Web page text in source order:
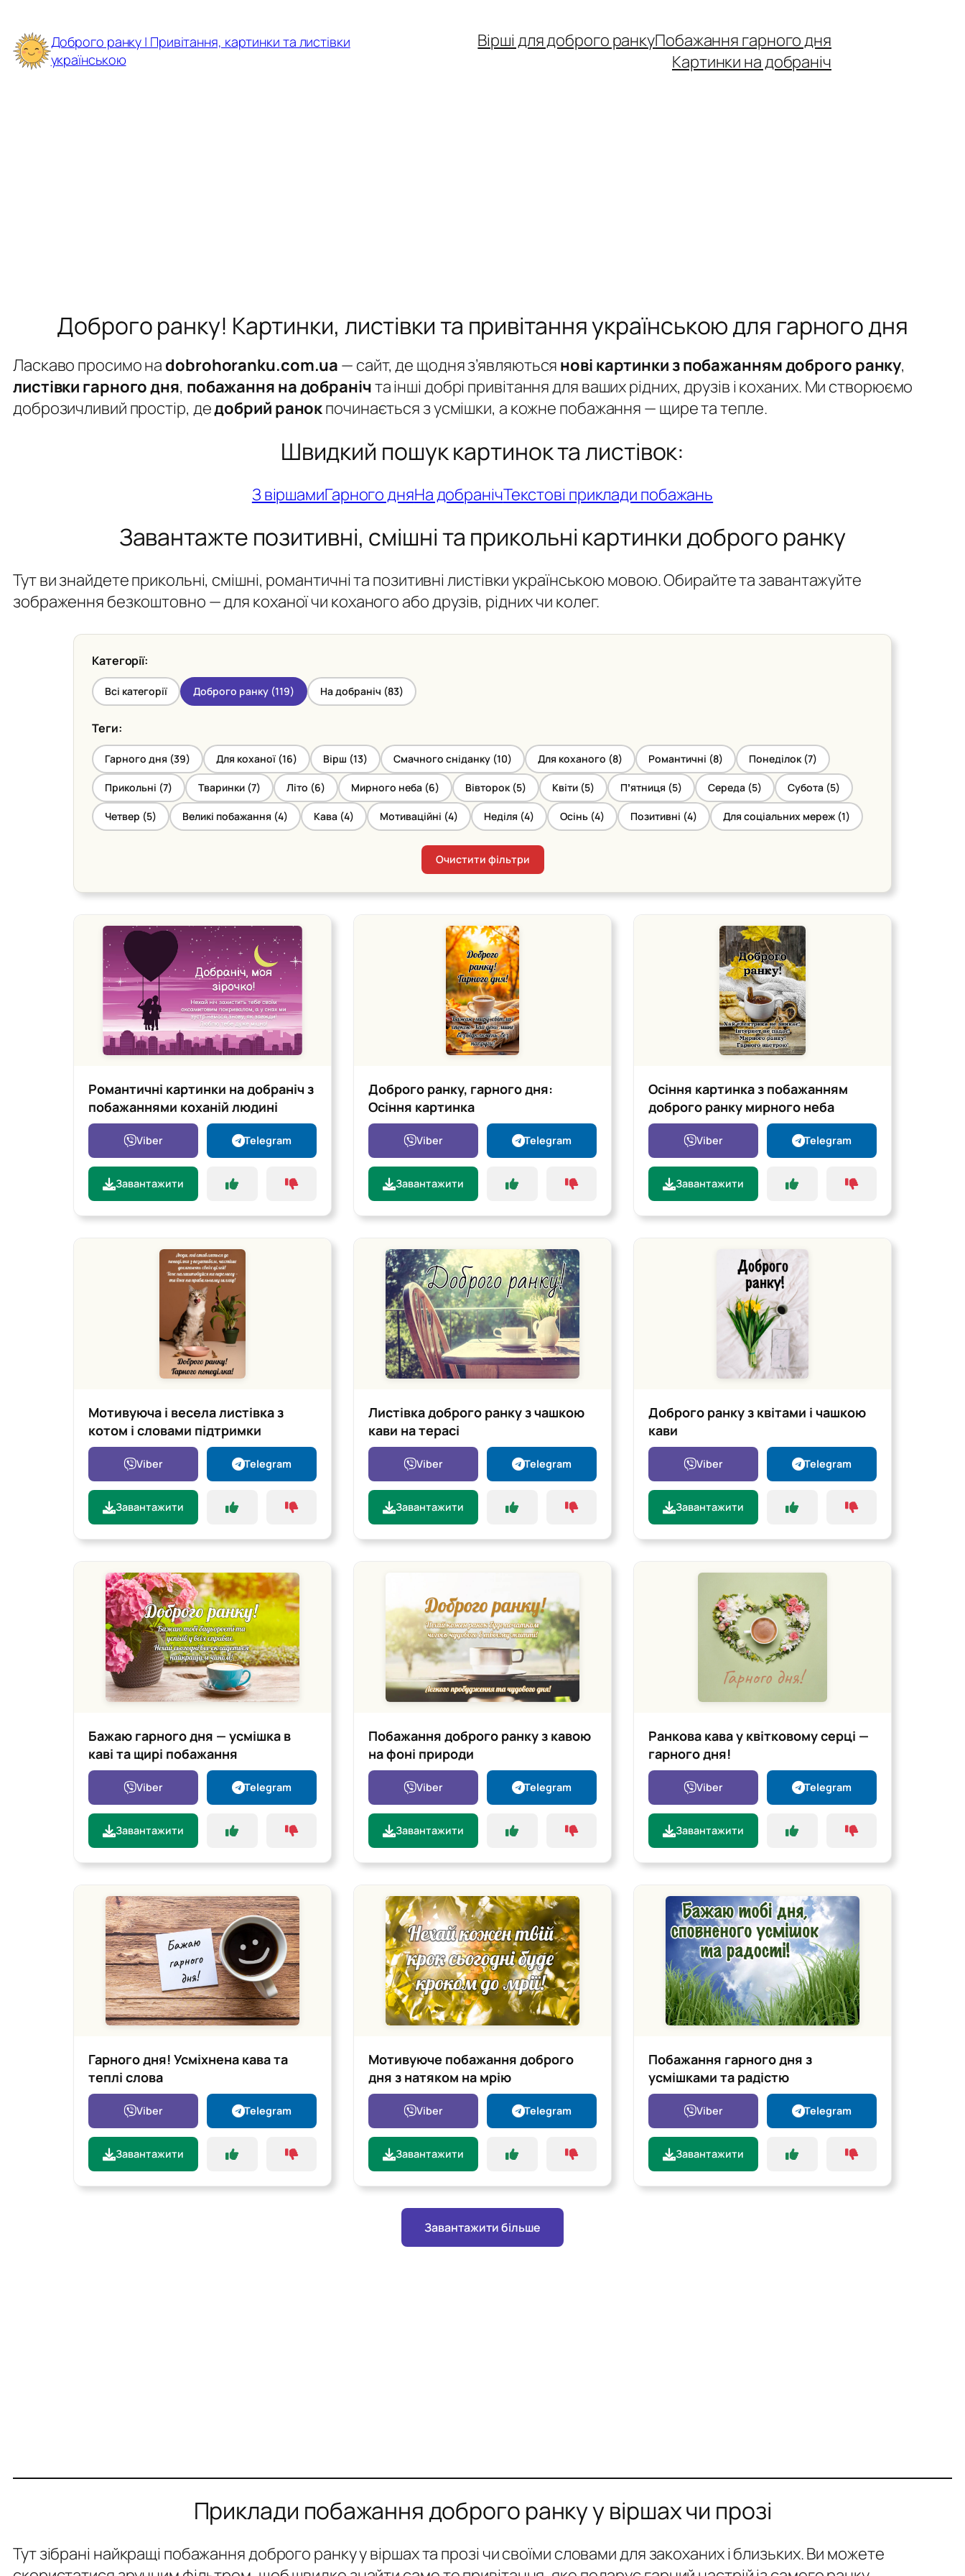
до
вмісту
Доброго ранку | Привітання, картинки та листівки
українською
Вірші для доброго ранкуПобажання гарного дня
Картинки на добраніч
Доброго ранку! Картинки, листівки та привітання українською для гарного дня
Ласкаво просимо на dobrohoranku.com.ua — сайт, де щодня з’являються нові картинки з побажанням доброго ранку,
листівки гарного дня, побажання на добранічта інші добрі привітання для ваших рідних, друзів і коханих. Ми створюємо
доброзичливий простір, дедобрий ранокпочинається з усмішки, а кожне побажання — щире та тепле.
Швидкий пошук картинок та листівок:
З віршамиГарного дняНа добранічТекстові приклади побажань
Завантажте позитивні, смішні та прикольні картинки доброго ранку
Тут ви знайдете прикольні, смішні, романтичні та позитивні листівки українською мовою. Обирайте та завантажуйте
зображення безкоштовно — для коханої чи коханого або друзів, рідних чи колег.
Категорії:
Всі категорії Доброго ранку (119) На добраніч (83)
Теги:
Гарного дня (39) Для коханої (16) Вірш (13) Смачного сніданку (10) Для коханого (8) Романтичні (8) Понеділок (7)
Прикольні (7) Тваринки (7) Літо (6) Мирного неба (6) Вівторок (5) Квіти (5) Пʼятниця (5) Середа (5) Субота (5)
Четвер (5) Великі побажання (4) Кава (4) Мотиваційні (4) Неділя (4) Осінь (4) Позитивні (4) Для соціальних мереж (1)
Очистити фільтри
Романтичні картинки на добраніч з
побажаннями коханій людині
Viber Telegram
Завантажити
Доброго ранку, гарного дня:
Осіння картинка
Viber Telegram
Завантажити
Осіння картинка з побажанням
доброго ранку мирного неба
Viber Telegram
Завантажити
Мотивуюча і весела листівка з
котом і словами підтримки
Viber Telegram
Завантажити
Листівка доброго ранку з чашкою
кави на терасі
Viber Telegram
Завантажити
Доброго ранку з квітами і чашкою
кави
Viber Telegram
Завантажити
Бажаю гарного дня — усмішка в
каві та щирі побажання
Viber Telegram
Завантажити
Побажання доброго ранку з кавою
на фоні природи
Viber Telegram
Завантажити
Ранкова кава у квітковому серці —
гарного дня!
Viber Telegram
Завантажити
Гарного дня! Усміхнена кава та
теплі слова
Viber Telegram
Завантажити
Мотивуюче побажання доброго
дня з натяком на мрію
Viber Telegram
Завантажити
Побажання гарного дня з
усмішками та радістю
Viber Telegram
Завантажити
Завантажити більше
Приклади побажання доброго ранку у віршах чи прозі
Тут зібрані найкращі побажання доброго ранку у віршах та прозі чи своїми словами для закоханих і близьких. Ви можете